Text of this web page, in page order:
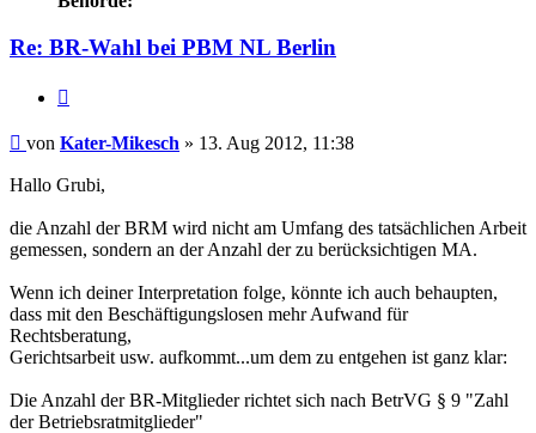
Re: BR-Wahl bei PBM NL Berlin
Beitrag
von Kater-Mikesch » 13. Aug 2012, 11:38
Hallo Grubi,
die Anzahl der BRM wird nicht am Umfang des tatsächlichen Arbeit
gemessen, sondern an der Anzahl der zu berücksichtigen MA.
Wenn ich deiner Interpretation folge, könnte ich auch behaupten,
dass mit den Beschäftigungslosen mehr Aufwand für
Rechtsberatung,
Gerichtsarbeit usw. aufkommt...um dem zu entgehen ist ganz klar:
Die Anzahl der BR-Mitglieder richtet sich nach BetrVG § 9 "Zahl
der Betriebsratmitglieder"